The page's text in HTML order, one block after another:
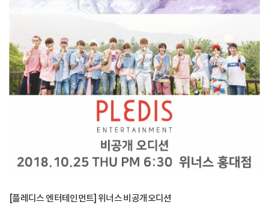
[플레디스 엔터테인먼트] 위너스 비공개오디션